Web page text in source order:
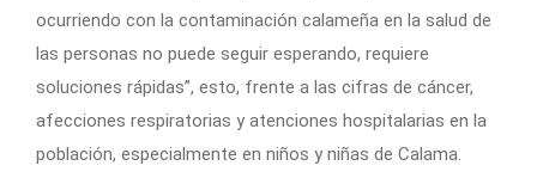
ocurriendo con la contaminación calameña en la salud de
las personas no puede seguir esperando, requiere
soluciones rápidas”, esto, frente a las cifras de cáncer,
afecciones respiratorias y atenciones hospitalarias en la
población, especialmente en niños y niñas de Calama.